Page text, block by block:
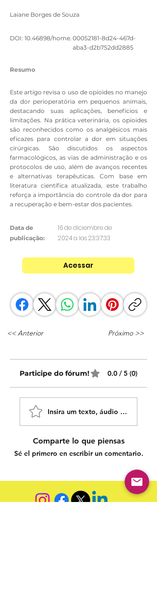
Laiane Borges de Souza
DOI: 10.46898/home. 00052181-8d24-467d-
aba3-d2b752dd2885
Resumo
Este artigo revisa o uso de opioides no manejo
da dor perioperatória em pequenos animais,
destacando suas aplicações, benefícios e
limitações. Na prática veterinária, os opioides
são reconhecidos como os analgésicos mais
eficazes para controlar a dor em situações
cirúrgicas. São discutidos os aspectos
farmacológicos, as vias de administração e os
protocolos de uso, além de avanços recentes
e alternativas terapêuticas. Com base em
literatura científica atualizada, este trabalho
reforça a importância do controle da dor para
a recuperação e bem-estar dos pacientes.
Data de
publicação:
16 de diciembre de
2024 a las 23:37:33
Acessar
<< Anterior Próximo >>
Participe do fórum! 0.0 / 5 (0)
Insira um texto, áudio ou vídeo!
Comparte lo que piensas
Sé el primero en escribir un comentario.